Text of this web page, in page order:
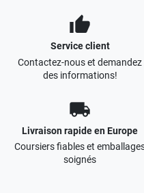
thumb_up
Service client
Contactez-nous et demandez
des informations!
local_shipping
Livraison rapide en Europe
Coursiers fiables et
soignés